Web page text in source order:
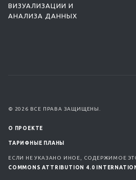
ВИЗУАЛИЗАЦИИ И
АНАЛИЗА ДАННЫХ
© 2026 ВСЕ ПРАВА ЗАЩИЩЕНЫ.
О ПРОЕКТЕ
ТАРИФНЫЕ ПЛАНЫ
ЕСЛИ НЕ УКАЗАНО ИНОЕ, СОДЕРЖИМОЕ
COMMONS ATTRIBUTION 4.0